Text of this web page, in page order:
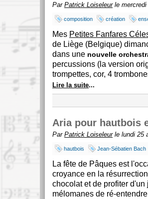
Par Patrick Loiseleurle mercredi
composition création
Mes Petites Fanfares
de Liège (Belgique)
dans une nouvelle
percussions (la version
trompettes, cor, 4
Lire la suite...
Aria pour hautbois
Par Patrick Loiseleurle lundi 25
hautbois Jean-Sébatien Bach
La fête de Pâques est
croyance en la
chocolat et de profiter
mélomanes de ré-